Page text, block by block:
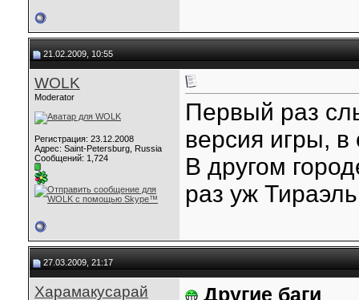
21.02.2009, 10:55
WOLK
Moderator
Регистрация: 23.12.2008
Адрес: Saint-Petersburg, Russia
Сообщений: 1,724
Первый раз
версия игры,
В другом
раз уж
27.03.2009, 21:17
Харамакусарай Другие баги